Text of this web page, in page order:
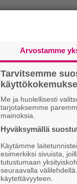
Arvostamme
Tarvitsemme
Me ja huolellisesti
tarjotaksemme
mainoksia.
Hyväksymällä
Käytämme
esimerkiksi sivuista,
tutustumaan
seuraavalla
käytettävyyteen.